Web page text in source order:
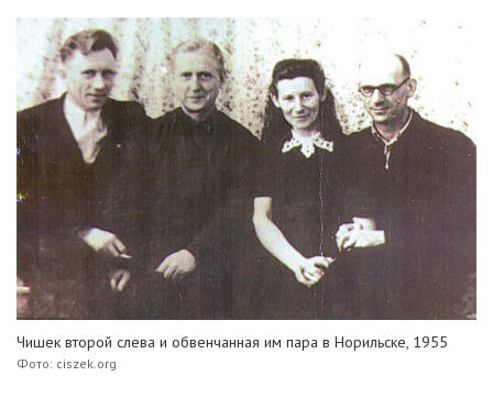
Чишек второй слева и обвенчанная им пара в Норильске, 1955
Фото: ciszek.org